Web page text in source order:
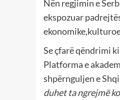
Nën regjimin e
ekspozuar
Se çfarë qëndrimi
Platforma e
shpërnguljen e
duhet ta ngrejmë